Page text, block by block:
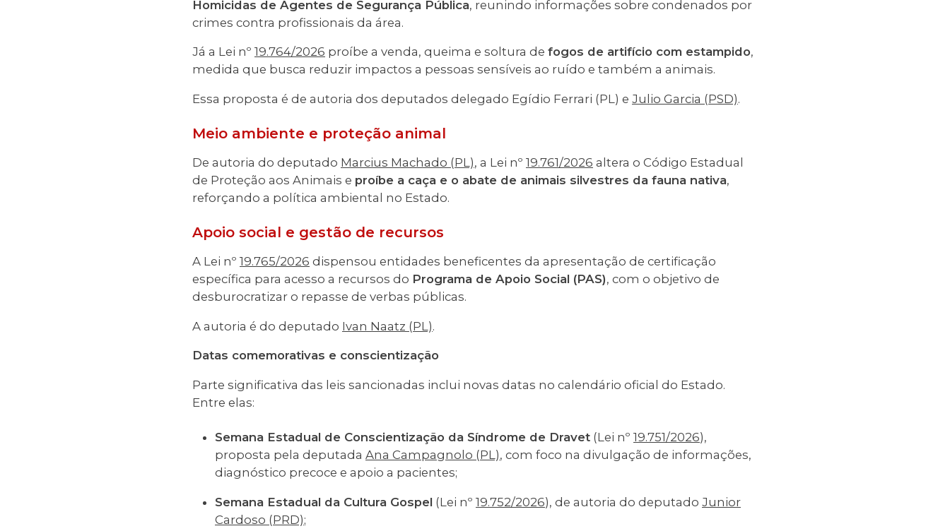
Homicidas de Agentes de Segurança Pública, reunindo informações sobre condenados por
crimes contra profissionais da área.
Já a Lei nº 19.764/2026 proíbe a venda, queima e soltura de fogos de artifício com estampido,
medida que busca reduzir impactos a pessoas sensíveis ao ruído e também a animais.
Essa proposta é de autoria dos deputados delegado Egídio Ferrari (PL) e Julio Garcia (PSD).
Meio ambiente e proteção animal
De autoria do deputado Marcius Machado (PL), a Lei nº 19.761/2026 altera o Código Estadual
de Proteção aos Animais e proíbe a caça e o abate de animais silvestres da fauna nativa,
reforçando a política ambiental no Estado.
Apoio social e gestão de recursos
A Lei nº 19.765/2026 dispensou entidades beneficentes da apresentação de certificação
específica para acesso a recursos do Programa de Apoio Social (PAS), com o objetivo de
desburocratizar o repasse de verbas públicas.
A autoria é do deputado Ivan Naatz (PL).
Datas comemorativas e conscientização
Parte significativa das leis sancionadas inclui novas datas no calendário oficial do Estado.
Entre elas:
Semana Estadual de Conscientização da Síndrome de Dravet (Lei nº 19.751/2026),
proposta pela deputada Ana Campagnolo (PL), com foco na divulgação de informações,
diagnóstico precoce e apoio a pacientes;
Semana Estadual da Cultura Gospel (Lei nº 19.752/2026), de autoria do deputado Junior
Cardoso (PRD);